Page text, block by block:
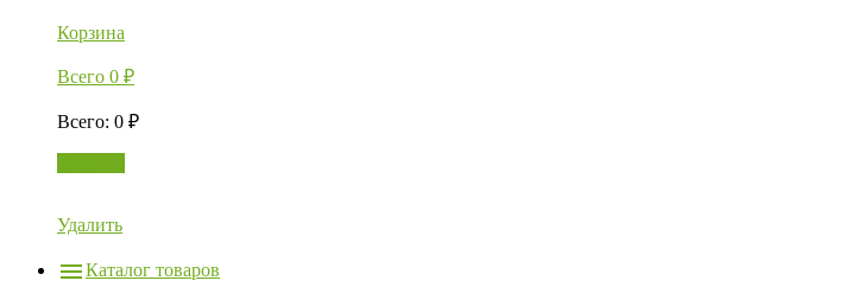
Корзина
Всего 0 ₽
Всего: 0 ₽
Удалить
Каталог товаров